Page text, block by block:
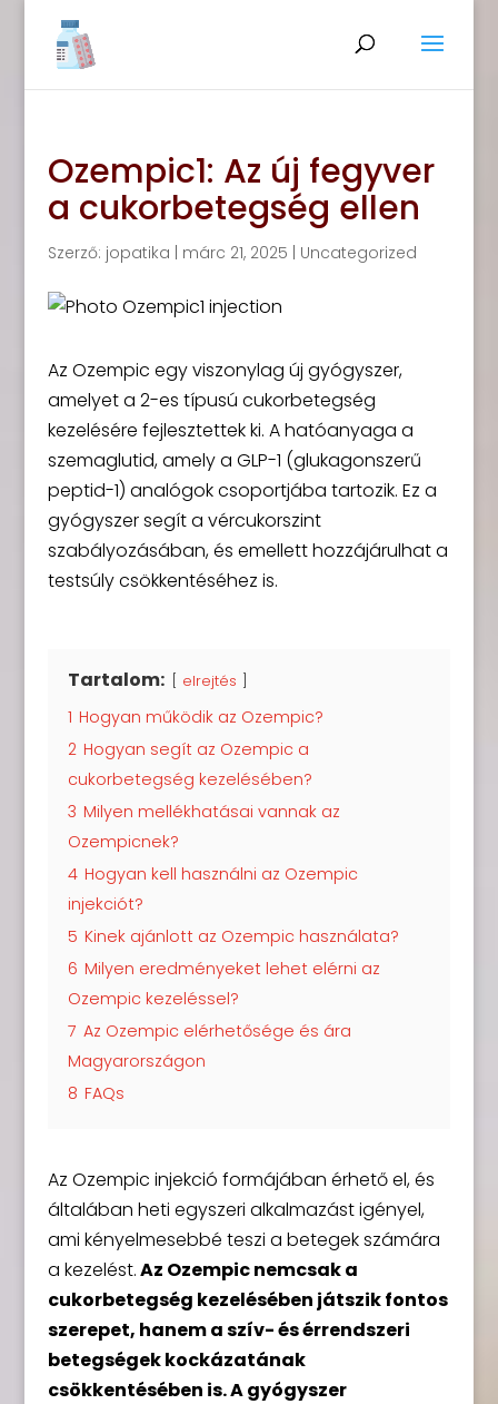
Ozempic1: Az új fegyver
a cukorbetegség ellen
Szerző: jopatika márc 21, 2025 Uncategorized
Az Ozempic egy viszonylag új gyógyszer,
amelyet a 2-es típusú cukorbetegség
kezelésére fejlesztettek ki. A hatóanyaga a
szemaglutid, amely a GLP-1 (glukagonszerű
peptid-1) analógok csoportjába tartozik. Ez a
gyógyszer segít a vércukorszint
szabályozásában, és emellett hozzájárulhat a
testsúly csökkentéséhez is.
Tartalom: elrejtés
1 Hogyan működik az Ozempic?
2 Hogyan segít az Ozempic a
cukorbetegség kezelésében?
3 Milyen mellékhatásai vannak az
Ozempicnek?
4 Hogyan kell használni az Ozempic
injekciót?
5 Kinek ajánlott az Ozempic használata?
6 Milyen eredményeket lehet elérni az
Ozempic kezeléssel?
7 Az Ozempic elérhetősége és ára
Magyarországon
8 FAQs
Az Ozempic injekció formájában érhető el, és
általában heti egyszeri alkalmazást igényel,
ami kényelmesebbé teszi a betegek számára
a kezelést.Az Ozempic nemcsak a
cukorbetegség kezelésében játszik fontos
szerepet, hanem a szív- és érrendszeri
betegségek kockázatának
csökkentésében is.A gyógyszer